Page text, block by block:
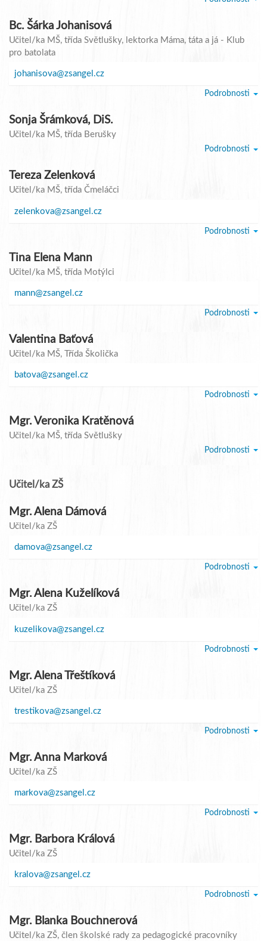
Bc. Šárka Johanisová
Učitel/ka MŠ, třída Světlušky, lektorka Máma, táta a já - Klub
pro batolata
johanisova@zsangel.cz
Podrobnosti
Sonja Šrámková, DiS.
Učitel/ka MŠ, třída Berušky
Podrobnosti
Tereza Zelenková
Učitel/ka MŠ, třída Čmeláčci
zelenkova@zsangel.cz
Podrobnosti
Tina Elena Mann
Učitel/ka MŠ, třída Motýlci
mann@zsangel.cz
Podrobnosti
Valentina Baťová
Učitel/ka MŠ, Třída Školička
batova@zsangel.cz
Podrobnosti
Mgr. Veronika Kratěnová
Učitel/ka MŠ, třída Světlušky
Podrobnosti
Učitel/ka ZŠ
Mgr. Alena Dámová
Učitel/ka ZŠ
damova@zsangel.cz
Podrobnosti
Mgr. Alena Kuželíková
Učitel/ka ZŠ
kuzelikova@zsangel.cz
Podrobnosti
Mgr. Alena Třeštíková
Učitel/ka ZŠ
trestikova@zsangel.cz
Podrobnosti
Mgr. Anna Marková
Učitel/ka ZŠ
markova@zsangel.cz
Podrobnosti
Mgr. Barbora Králová
Učitel/ka ZŠ
kralova@zsangel.cz
Podrobnosti
Mgr. Blanka Bouchnerová
Učitel/ka ZŠ, člen školské rady za pedagogické pracovníky